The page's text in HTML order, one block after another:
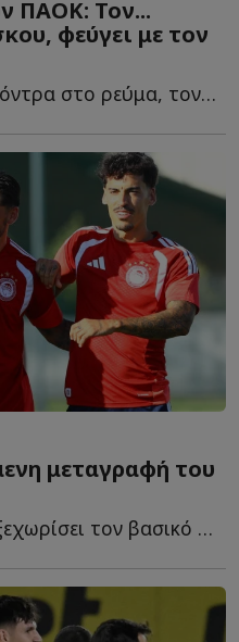
ΠΑΟΚ: Τον...
φεύγει με τον
Ο Ραζβάν Λουτσέσκου, κόντρα στο ρεύμα, τον είχε χαρακτηρίσει ω...
μεταγραφή του
Ο Ολυμπιακός έχει ήδη ξεχωρίσει τον βασικό του στόχο γ...